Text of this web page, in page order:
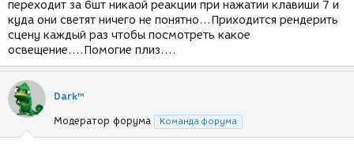
переходит за 6шт никаой реакции при нажатии клавиши 7 и
куда они светят ничего не понятно...Приходится рендерить
сцену каждый раз чтобы посмотреть какое
освещение....Помогие плиз....
Dark™
Модератор форума Команда форума